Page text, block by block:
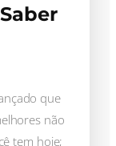
que
não
tem hoje;